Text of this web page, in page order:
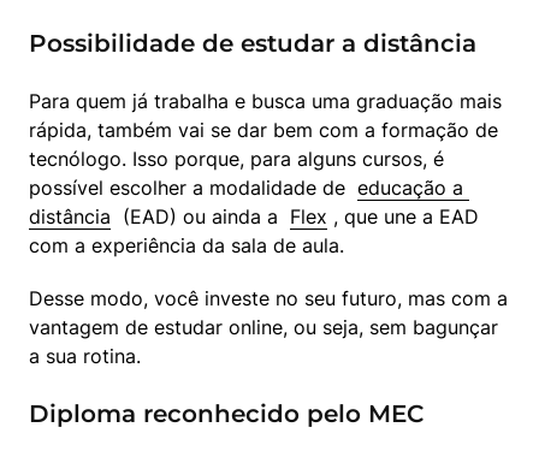
Possibilidade de estudar a distância
Para quem já trabalha e busca uma graduação mais
rápida, também vai se dar bem com a formação de
tecnólogo. Isso porque, para alguns cursos, é
possível escolher a modalidade de educação a
distância
  (EAD) ou ainda a
Flex , que une a EAD
com a experiência da sala de aula.
Desse modo, você investe no seu futuro, mas com a
vantagem de estudar online, ou seja, sem bagunçar
a sua rotina.
Diploma reconhecido pelo MEC